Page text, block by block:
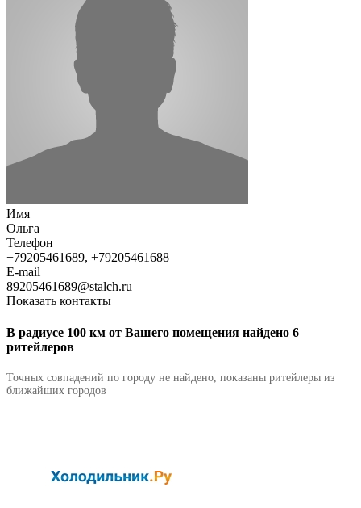
Имя
Ольга
Телефон
+79205461689, +79205461688
E-mail
89205461689@stalch.ru
Показать контакты
В радиусе 100 км от Вашего помещения найдено 6
ритейлеров
Точных совпадений по городу не найдено, показаны ритейлеры из
ближайших городов